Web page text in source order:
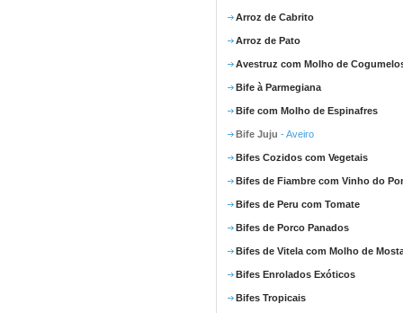
Arroz de Cabrito
Arroz de Pato
Avestruz com Molho de
Bife à Parmegiana
Bife com Molho de Espinafres
Bife Juju - Aveiro
Bifes Cozidos com Vegetais
Bifes de Fiambre com Vinho do
Bifes de Peru com Tomate
Bifes de Porco Panados
Bifes de Vitela com Molho de
Bifes Enrolados Exóticos
Bifes Tropicais